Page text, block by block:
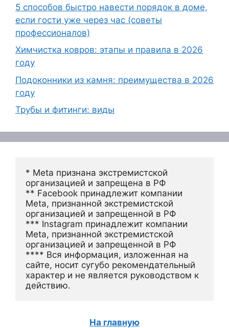
5 способов быстро навести порядок в доме,
если гости уже через час (советы
профессионалов)
Химчистка ковров: этапы и правила в 2026
году
Подоконники из камня: преимущества в 2026
году
Трубы и фитинги: виды
* Meta признана экстремистской
организацией и запрещена в РФ
** Facebook принадлежит компании
Meta, признанной экстремистской
организацией и запрещенной в РФ
*** Instagram принадлежит компании
Meta, признанной экстремистской
организацией и запрещенной в РФ
**** Вся информация, изложенная на
сайте, носит сугубо рекомендательный
характер и не является руководством к
действию.
На главную